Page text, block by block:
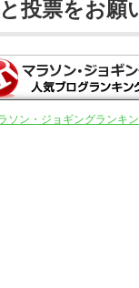
投票をお願
ソン・ジョギングランキ